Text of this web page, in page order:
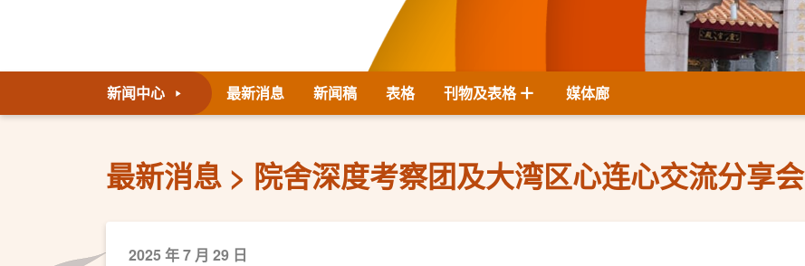
新闻中心 最新消息 新闻稿 表格 刊物及表格 媒体廊
最新消息 院舍深度考察团及大湾区心连心交流分享会
2025 年 7 月 29 日